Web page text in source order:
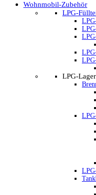
Wohnmobil-Zubehör
LPG-
LPG-